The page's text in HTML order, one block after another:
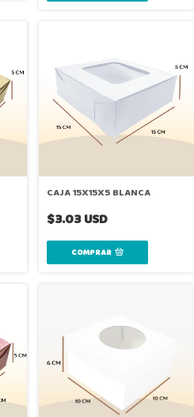
CAJA 15X15X5 BLANCA
$3.03 USD
COMPRAR